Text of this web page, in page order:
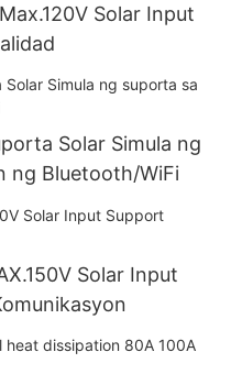
Solar Input
Solar Simula ng
ng Bluetooth/WiFi
Solar Input